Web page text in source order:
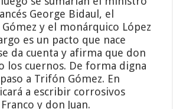
George Bidaul, el
y el monárquico López
es un pacto que nace
da cuenta y afirma que don
los cuernos. De forma digna
a Trifón Gómez. En
a escribir corrosivos
y don Juan.